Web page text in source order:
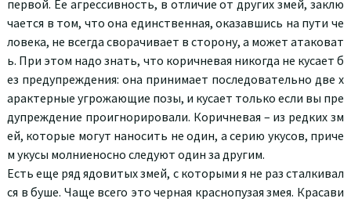
первой. Ее агрессивность, в отличие от других змей, заклю
чается в том, что она единственная, оказавшись на пути че
ловека, не всегда сворачивает в сторону, а может атаковат
ь. При этом надо знать, что коричневая никогда не кусает б
ез предупреждения: она принимает последовательно две х
арактерные угрожающие позы, и кусает только если вы пре
дупреждение проигнорировали. Коричневая – из редких зм
ей, которые могут наносить не один, а серию укусов, приче
м укусы молниеносно следуют один за другим.
Есть еще ряд ядовитых змей, с которыми я не раз сталкивал
ся в буше. Чаще всего это черная краснопузая змея. Красави